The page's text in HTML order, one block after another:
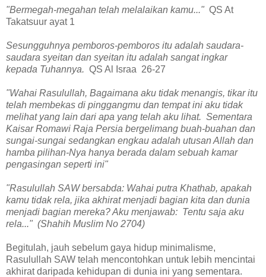
"Bermegah-megahan telah melalaikan kamu..." QS At
Takatsuur ayat 1
Sesungguhnya pemboros-pemboros itu adalah saudara-
saudara syeitan dan syeitan itu adalah sangat ingkar
kepada Tuhannya. QS Al Israa 26-27
"Wahai Rasulullah, Bagaimana aku tidak menangis, tikar itu
telah membekas di pinggangmu dan tempat ini aku tidak
melihat yang lain dari apa yang telah aku lihat. Sementara
Kaisar Romawi Raja Persia bergelimang buah-buahan dan
sungai-sungai sedangkan engkau adalah utusan Allah dan
hamba pilihan-Nya hanya berada dalam sebuah kamar
pengasingan seperti ini"
"Rasulullah SAW bersabda: Wahai putra Khathab, apakah
kamu tidak rela, jika akhirat menjadi bagian kita dan dunia
menjadi bagian mereka? Aku menjawab: Tentu saja aku
rela..." (Shahih Muslim No 2704)
Begitulah, jauh sebelum gaya hidup minimalisme,
Rasulullah SAW telah mencontohkan untuk lebih mencintai
akhirat daripada kehidupan di dunia ini yang sementara.